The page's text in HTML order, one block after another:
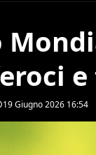
e
19 Giugno 2026 16:54